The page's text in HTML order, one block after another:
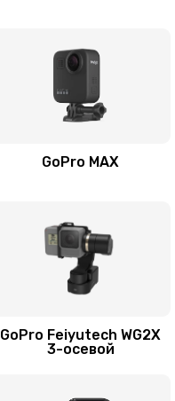
GoPro MAX
GoPro Feiyutech WG2X
3-осевой